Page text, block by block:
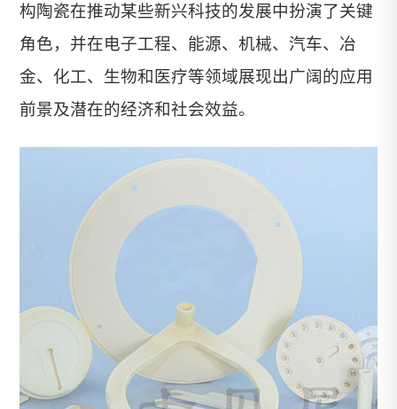
构陶瓷在推动某些新兴科技的发展中扮演了关键
角色，并在电子工程、能源、机械、汽车、冶
金、化工、生物和医疗等领域展现出广阔的应用
前景及潜在的经济和社会效益。